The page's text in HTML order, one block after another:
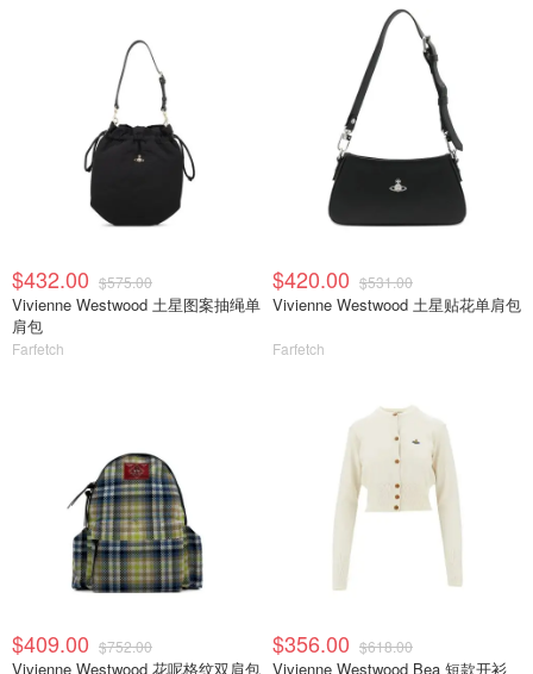
$432.00 $575.00
Vivienne Westwood 土星图案抽绳单
肩包
Farfetch
$420.00 $531.00
Vivienne Westwood 土星贴花单肩包
Farfetch
$409.00 $752.00
Vivienne Westwood 花呢格纹双肩包
$356.00 $618.00
Vivienne Westwood Bea 短款开衫